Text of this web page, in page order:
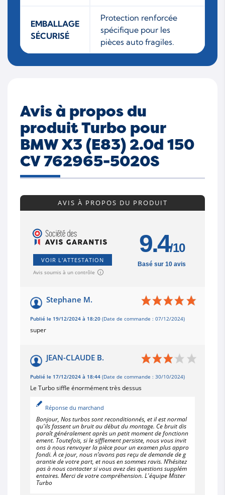
EMBALLAGE
SÉCURISÉ
Protection renforcée
spécifique pour les
pièces auto fragiles.
Avis à propos du
produit Turbo pour
BMW X3 (E83) 2.0d 150
CV 762965-5020S
AVIS À PROPOS DU PRODUIT
VOIR L'ATTESTATION
Avis soumis à un contrôle
9.4/10
Basé sur 10 avis
Stephane M.
Publié le 19/12/2024 à 18:20 (Date de commande : 07/12/2024)
super
JEAN-CLAUDE B.
Publié le 17/12/2024 à 18:44 (Date de commande : 30/10/2024)
Le Turbo siffle énormément très dessus
Réponse du marchand
Bonjour, Nos turbos sont reconditionnés, et il est normal
qu'ils fassent un bruit au début du montage. Ce bruit dis
paraît généralement après un petit moment de fonctionn
ement. Toutefois, si le sifflement persiste, nous vous invit
ons à nous renvoyer la pièce pour un examen plus appro
fondi. À ce jour, nous n’avons pas reçu de demande de g
arantie de votre part, et nous en sommes ravis. N’hésitez
pas à nous contacter si vous avez des questions supplém
entaires. Merci de votre compréhension. L'équipe Mister
Turbo